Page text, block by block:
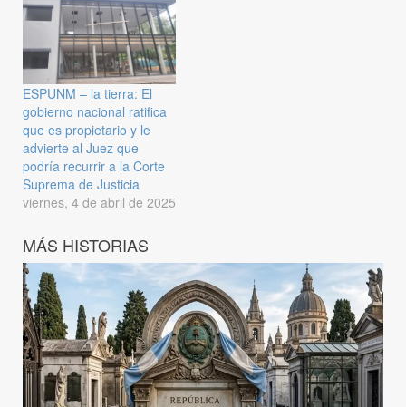
ESPUNM – la tierra: El
gobierno nacional ratifica
que es propietario y le
advierte al Juez que
podría recurrir a la Corte
Suprema de Justicia
viernes, 4 de abril de 2025
MÁS HISTORIAS